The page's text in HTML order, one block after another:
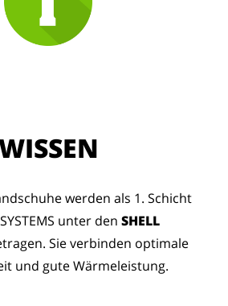
werden als 1. Schicht
unter den SHELL
Sie verbinden optimale
und gute Wärmeleistung.